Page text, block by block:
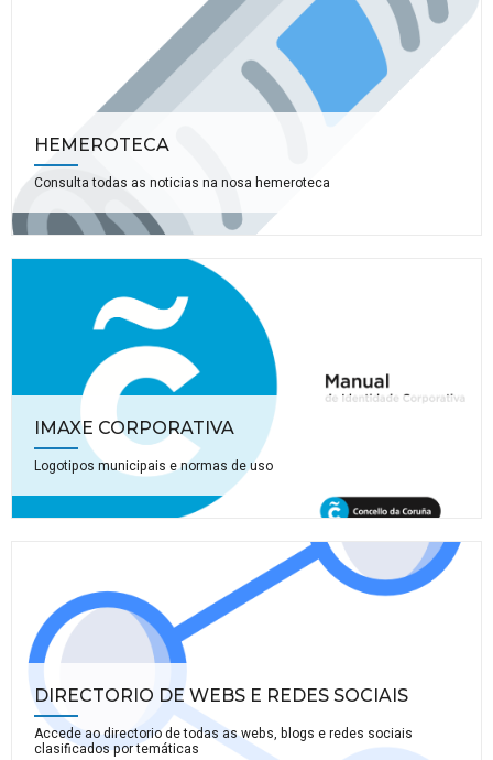
HEMEROTECA
Consulta todas as noticias na nosa hemeroteca
IMAXE CORPORATIVA
Logotipos municipais e normas de uso
DIRECTORIO DE WEBS E REDES SOCIAIS
Accede ao directorio de todas as webs, blogs e redes sociais
clasificados por temáticas